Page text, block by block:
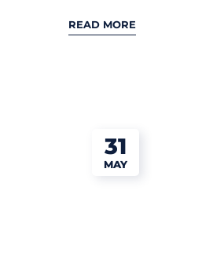
READ MORE
31
MAY